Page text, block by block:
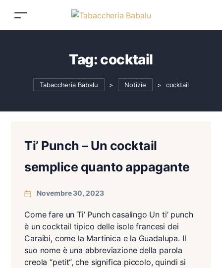
Tag: cocktail
Tabaccheria Babalu > Notizie > cocktail
Ti’ Punch – Un cocktail
semplice quanto appagante
Novembre 30, 2023
Come fare un Ti’ Punch casalingo Un ti’ punch
è un cocktail tipico delle isole francesi dei
Caraibi, come la Martinica e la Guadalupa. Il
suo nome è una abbreviazione della parola
creola “petit“, che significa piccolo, quindi si